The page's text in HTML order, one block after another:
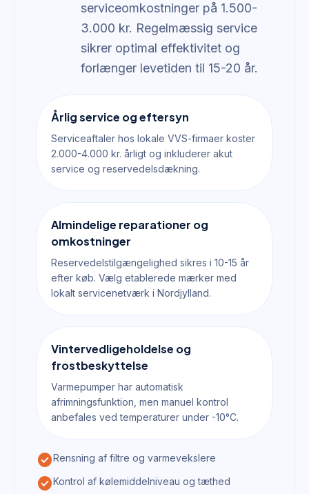
serviceomkostninger på 1.500-
3.000 kr. Regelmæssig service
sikrer optimal effektivitet og
forlænger levetiden til 15-20 år.
Årlig service og eftersyn
Serviceaftaler hos lokale VVS-firmaer koster
2.000-4.000 kr. årligt og inkluderer akut
service og reservedelsdækning.
Almindelige reparationer og
omkostninger
Reservedelstilgængelighed sikres i 10-15 år
efter køb. Vælg etablerede mærker med
lokalt servicenetværk i Nordjylland.
Vintervedligeholdelse og
frostbeskyttelse
Varmepumper har automatisk
afrimningsfunktion, men manuel kontrol
anbefales ved temperaturer under -10°C.
check_circleRensning af filtre og varmevekslere
check_circleKontrol af kølemiddelniveau og tæthed